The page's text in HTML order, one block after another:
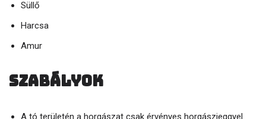
Süllő
Harcsa
Amur
Szabályok
A tó területén a horgászat csak érvényes horgászjeggyel